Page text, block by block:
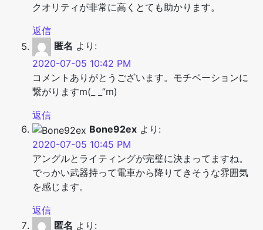
クオリティが非常に高くとても助かります。
返信
匿名 より:
2020-07-05 10:42 PM
コメントありがとうございます。モチベーションに
繋がりますm(_ _”m)
返信
Bone92ex より:
2020-07-05 10:45 PM
アングルとライティングが完璧に決まってますね。
でっかい武器持って電車から降りてきそうな雰囲気
を感じます。
返信
匿名 より: